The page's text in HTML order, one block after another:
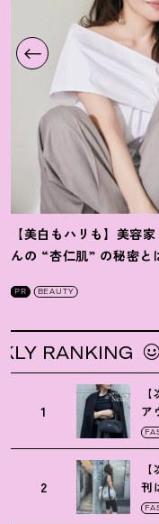
【美白もハリも】美容
んの “杏仁肌” の秘密と
PR BEAUTY
1
ア
ト
2
刊
の